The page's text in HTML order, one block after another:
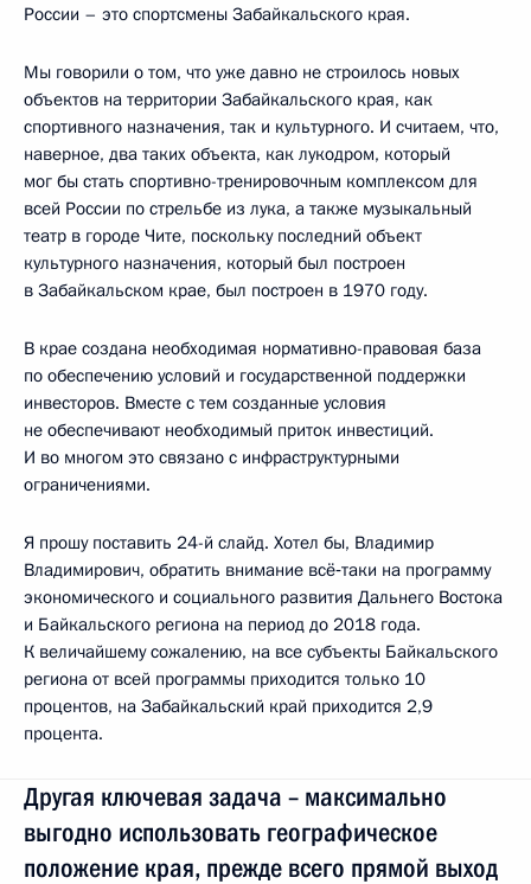
России – это спортсмены Забайкальского края.
Мы говорили о том, что уже давно не строилось новых
объектов на территории Забайкальского края, как
спортивного назначения, так и культурного. И считаем, что,
наверное, два таких объекта, как лукодром, который
мог бы стать спортивно-тренировочным комплексом для
всей России по стрельбе из лука, а также музыкальный
театр в городе Чите, поскольку последний объект
культурного назначения, который был построен
в Забайкальском крае, был построен в 1970 году.
В крае создана необходимая нормативно-правовая база
по обеспечению условий и государственной поддержки
инвесторов. Вместе с тем созданные условия
не обеспечивают необходимый приток инвестиций.
И во многом это связано с инфраструктурными
ограничениями.
Я прошу поставить 24-й слайд. Хотел бы, Владимир
Владимирович, обратить внимание всё‑таки на программу
экономического и социального развития Дальнего Востока
и Байкальского региона на период до 2018 года.
К величайшему сожалению, на все субъекты Байкальского
региона от всей программы приходится только 10
процентов, на Забайкальский край приходится 2,9
процента.
Другая ключевая задача – максимально
выгодно использовать географическое
положение края, прежде всего прямой выход